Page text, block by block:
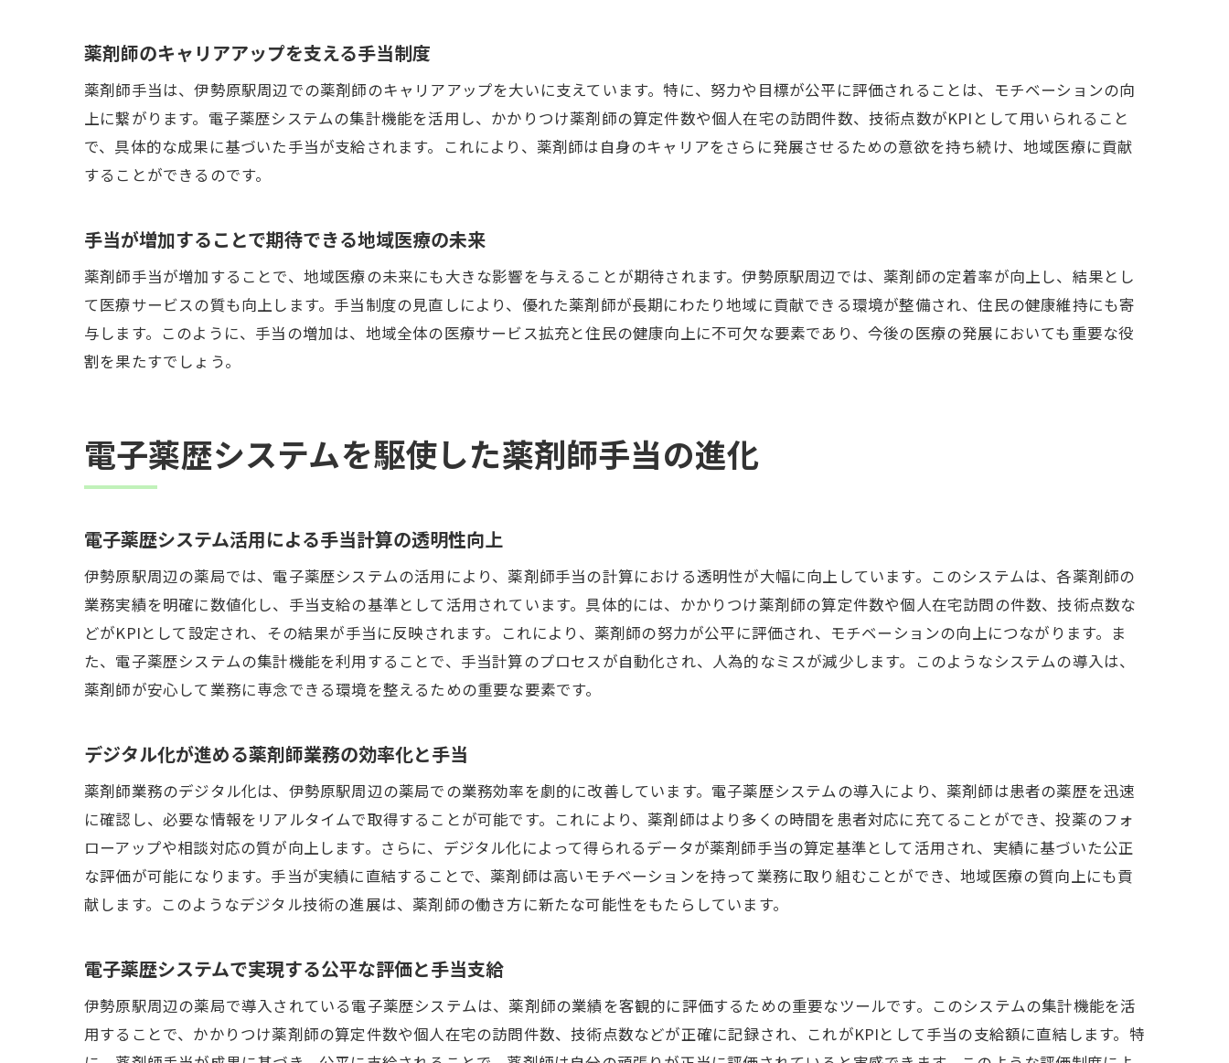
地域医療の充実に寄与する薬剤師の活動支援
かかりつけ薬剤師の手当評価制度改革の背景
地域医療のニーズに応える評価制度の変革
改革がもたらす薬剤師の新たな役割と責任
かかりつけ薬剤師制度の未来と手当の役割
見直しを通じた薬剤師の職場環境の改善
薬剤師の働き方改革と手当制度の連携
伊勢原駅エリアの薬剤師における評価制度の変革
伊勢原駅周辺での評価制度改革の目的と効果
評価制度の変革がもたらす薬剤師の業務改善
制度改革による地域医療の向上と薬剤師の貢献
薬剤師のキャリアアップを支える手当制度
薬剤師手当は、伊勢原駅周辺での薬剤師のキャリアアップを大いに支えています。特に、努力や目標が公平に評価されることは、モチベーションの向
上に繋がります。電子薬歴システムの集計機能を活用し、かかりつけ薬剤師の算定件数や個人在宅の訪問件数、技術点数がKPIとして用いられること
で、具体的な成果に基づいた手当が支給されます。これにより、薬剤師は自身のキャリアをさらに発展させるための意欲を持ち続け、地域医療に貢献
することができるのです。
手当が増加することで期待できる地域医療の未来
薬剤師手当が増加することで、地域医療の未来にも大きな影響を与えることが期待されます。伊勢原駅周辺では、薬剤師の定着率が向上し、結果とし
て医療サービスの質も向上します。手当制度の見直しにより、優れた薬剤師が長期にわたり地域に貢献できる環境が整備され、住民の健康維持にも寄
与します。このように、手当の増加は、地域全体の医療サービス拡充と住民の健康向上に不可欠な要素であり、今後の医療の発展においても重要な役
割を果たすでしょう。
電子薬歴システムを駆使した薬剤師手当の進化
電子薬歴システム活用による手当計算の透明性向上
伊勢原駅周辺の薬局では、電子薬歴システムの活用により、薬剤師手当の計算における透明性が大幅に向上しています。このシステムは、各薬剤師の
業務実績を明確に数値化し、手当支給の基準として活用されています。具体的には、かかりつけ薬剤師の算定件数や個人在宅訪問の件数、技術点数な
どがKPIとして設定され、その結果が手当に反映されます。これにより、薬剤師の努力が公平に評価され、モチベーションの向上につながります。ま
た、電子薬歴システムの集計機能を利用することで、手当計算のプロセスが自動化され、人為的なミスが減少します。このようなシステムの導入は、
薬剤師が安心して業務に専念できる環境を整えるための重要な要素です。
デジタル化が進める薬剤師業務の効率化と手当
薬剤師業務のデジタル化は、伊勢原駅周辺の薬局での業務効率を劇的に改善しています。電子薬歴システムの導入により、薬剤師は患者の薬歴を迅速
に確認し、必要な情報をリアルタイムで取得することが可能です。これにより、薬剤師はより多くの時間を患者対応に充てることができ、投薬のフォ
ローアップや相談対応の質が向上します。さらに、デジタル化によって得られるデータが薬剤師手当の算定基準として活用され、実績に基づいた公正
な評価が可能になります。手当が実績に直結することで、薬剤師は高いモチベーションを持って業務に取り組むことができ、地域医療の質向上にも貢
献します。このようなデジタル技術の進展は、薬剤師の働き方に新たな可能性をもたらしています。
電子薬歴システムで実現する公平な評価と手当支給
伊勢原駅周辺の薬局で導入されている電子薬歴システムは、薬剤師の業績を客観的に評価するための重要なツールです。このシステムの集計機能を活
用することで、かかりつけ薬剤師の算定件数や個人在宅の訪問件数、技術点数などが正確に記録され、これがKPIとして手当の支給額に直結します。特